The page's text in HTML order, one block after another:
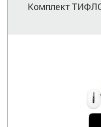
Комплект